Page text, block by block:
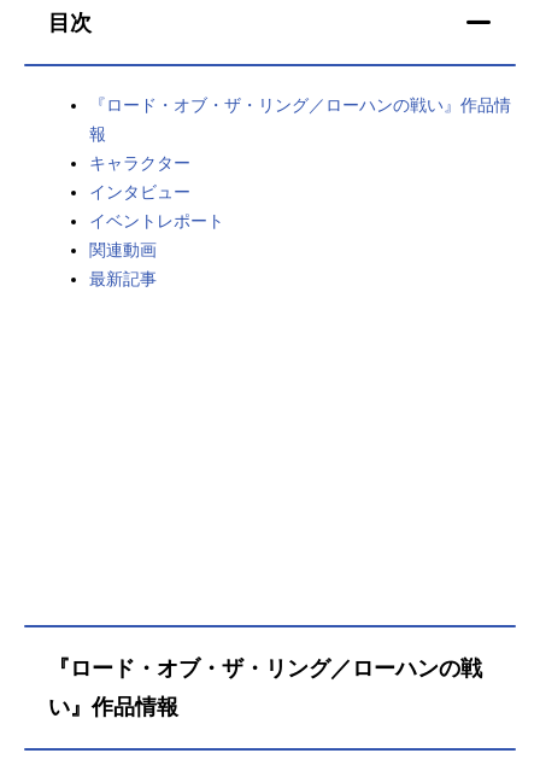
男性声優/女性声優一覧
目次
『ロード・オブ・ザ・リング／ローハンの戦い』作品情
報
キャラクター
インタビュー
イベントレポート
関連動画
最新記事
『ロード・オブ・ザ・リング／ローハンの戦
い』作品情報